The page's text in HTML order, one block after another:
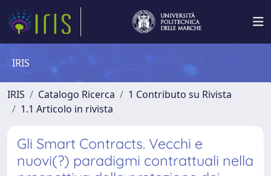
IRIS
IRIS Catalogo Ricerca
1 Contributo su Rivista
1.1 Articolo in rivista
Gli Smart Contracts. Vecchi e
nuovi(?) paradigmi contrattuali nella